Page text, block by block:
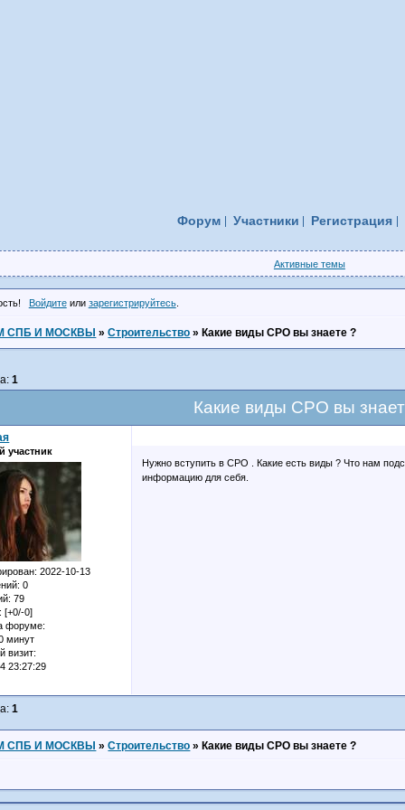
Форум Участники Регистрация
Активные темы
Войдитеили зарегистрируйтесь.
СПБ И МОСКВЫ »Строительство » Какие виды СРО вы знаете ?
Какие виды СРО вы
1
участник
: 2022-10-13
0
79
[+0/-0]
форуме:
минут
визит:
23:27:29
Нужно вступить в СРО . Какие есть виды ? Что нам
информацию для себя.
1
СПБ И МОСКВЫ »Строительство » Какие виды СРО вы знаете ?